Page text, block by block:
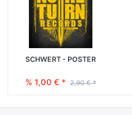
SCHWERT - POSTER
% 1,00 € * 2,90 € *